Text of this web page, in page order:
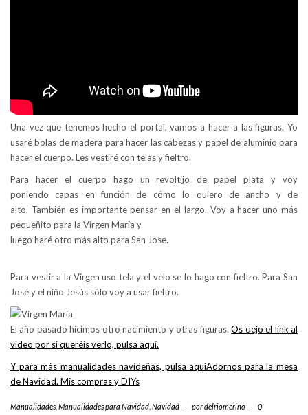
Una vez que tenemos hecho el portal, vamos a hacer a las figuras. Yo
usaré bolas de madera para hacer las cabezas y papel de aluminio para
hacer el cuerpo. Les vestiré con telas y fieltro.
Para hacer el cuerpo hago un revoltijo de papel plata y voy
poniendo capas en función de cómo lo quiero de ancho y de
alto. También es importante pensar en el largo. Voy a hacer uno más
pequeñito para la Virgen María y
luego haré otro más alto para San Jose.
Para vestir a la Virgen uso tela y el velo se lo hago con fieltro. Para San
José y el niño Jesús sólo voy a usar fieltro.
El año pasado hicimos otro nacimiento y otras figuras.Os dejo el link al
vídeo por si queréis verlo, pulsa aquí.
Y para más manualidades navideñas, pulsa aquíAdornos para la mesa
de Navidad. Mis compras y DIYs
Manualidades Manualidades para Navidad Navidad - pordelriomerino -
0